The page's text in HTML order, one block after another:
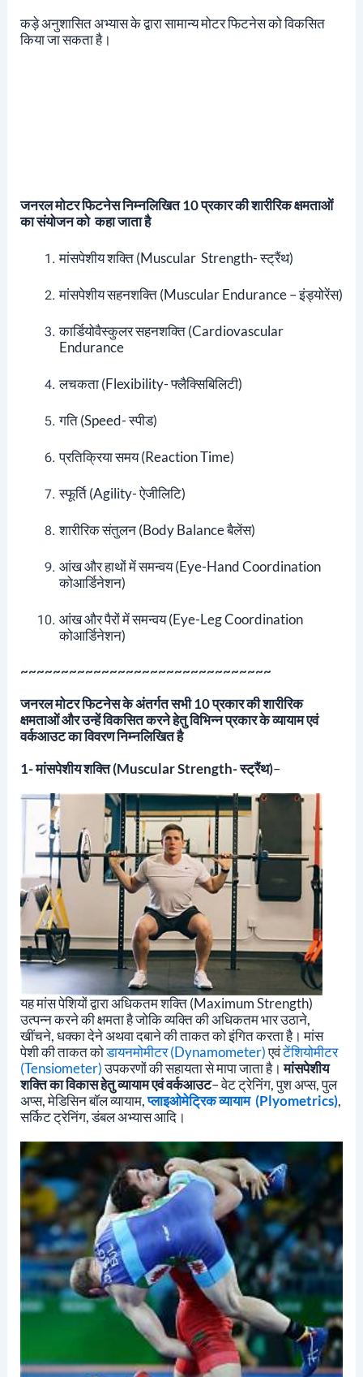
कड़े अनुशासित अभ्यास के द्वारा सामान्य मोटर फिटनेस को विकसित
किया जा सकता है।
जनरल मोटर फिटनेसनिम्नलिखित 10 प्रकार की शारीरिक क्षमताओं
का संयोजन को कहा जाता है
मांसपेशीय शक्ति (muscular Strength- स्ट्रैंथ)
मांसपेशीय सहनशक्ति (muscular Endurance – इंड्योरेंस)
कार्डियोवैस्कुलर सहनशक्ति (cardiovascular
Endurance
लचकता (flexibility- फ्लैक्सिबिलिटी)
गति (speed- स्पीड)
प्रतिक्रिया समय (Reaction Time)
स्फूर्ति (agility- ऐजीलिटि)
शारीरिक संतुलन (body Balance बैलेंस)
आंख और हाथों में समन्वय (eye-Hand Coordination
कोआर्डिनेशन)
आंख और पैरों में समन्वय (eye-Leg Coordination
कोआर्डिनेशन)
~~~~~~~~~~~~~~~~~~~~~~~~~~~~~~~
जनरल मोटर फिटनेस के अंतर्गत सभी 10 प्रकार की शारीरिक
क्षमताओं और उन्हें विकसित करने हेतु विभिन्न प्रकार के व्यायाम एवं
वर्कआउट का विवरण निम्नलिखित है
1- मांसपेशीय शक्ति (Muscular Strength- स्ट्रैंथ)–
यह मांस पेशियों द्वारा अधिकतम शक्ति (maximum Strength)
उत्पन्न करने की क्षमता है जोकि व्यक्ति की अधिकतम भार उठाने,
खींचने, धक्का देने अथवा दबाने की ताकत को इंगित करता है।मांस
पेशी की ताकत कोडायनमोमीटर (Dynamometer)एवंटेंशियोमीटर
(tensiometer)उपकरणों की सहायता से मापा जाता है।मांसपेशीय
शक्ति का विकास हेतु व्यायामएवं वर्कआउट– वेट ट्रेनिंग, पुश अप्स, पुल
अप्स, मेडिसिन बॉल व्यायाम,प्लाइओमेट्रिक व्यायाम (Plyometrics),
सर्किट ट्रेनिंग, डंबल अभ्यास आदि।